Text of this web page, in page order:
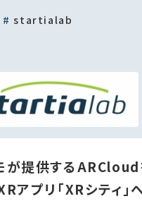
# startialab
が提供するARCloud
アプリ「XRシティ」